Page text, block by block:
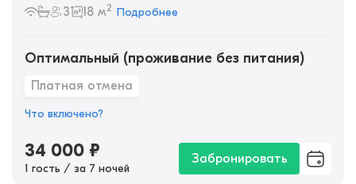
3 18 м2 Подробнее
Оптимальный (проживание без питания)
Платная отмена
Что включено?
34 000 ₽
1 гость / за 7 ночей
Забронировать